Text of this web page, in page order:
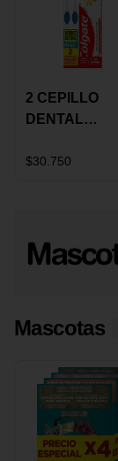
2 CEPILLO
DENTAL
+CREMA
$30.750
Mascotas